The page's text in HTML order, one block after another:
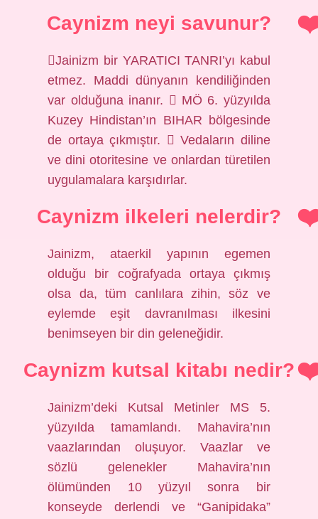
Caynizm neyi savunur?
Jainizm bir YARATICI TANRI’yı kabul
etmez. Maddi dünyanın kendiliğinden
var olduğuna inanır.  MÖ 6. yüzyılda
Kuzey Hindistan’ın BIHAR bölgesinde
de ortaya çıkmıştır.  Vedaların diline
ve dini otoritesine ve onlardan türetilen
uygulamalara karşıdırlar.
Caynizm ilkeleri nelerdir?
Jainizm, ataerkil yapının egemen
olduğu bir coğrafyada ortaya çıkmış
olsa da, tüm canlılara zihin, söz ve
eylemde eşit davranılması ilkesini
benimseyen bir din geleneğidir.
Caynizm kutsal kitabı nedir?
Jainizm’deki Kutsal Metinler MS 5.
yüzyılda tamamlandı. Mahavira’nın
vaazlarından oluşuyor. Vaazlar ve
sözlü gelenekler Mahavira’nın
ölümünden 10 yüzyıl sonra bir
konseyde derlendi ve “Ganipidaka”